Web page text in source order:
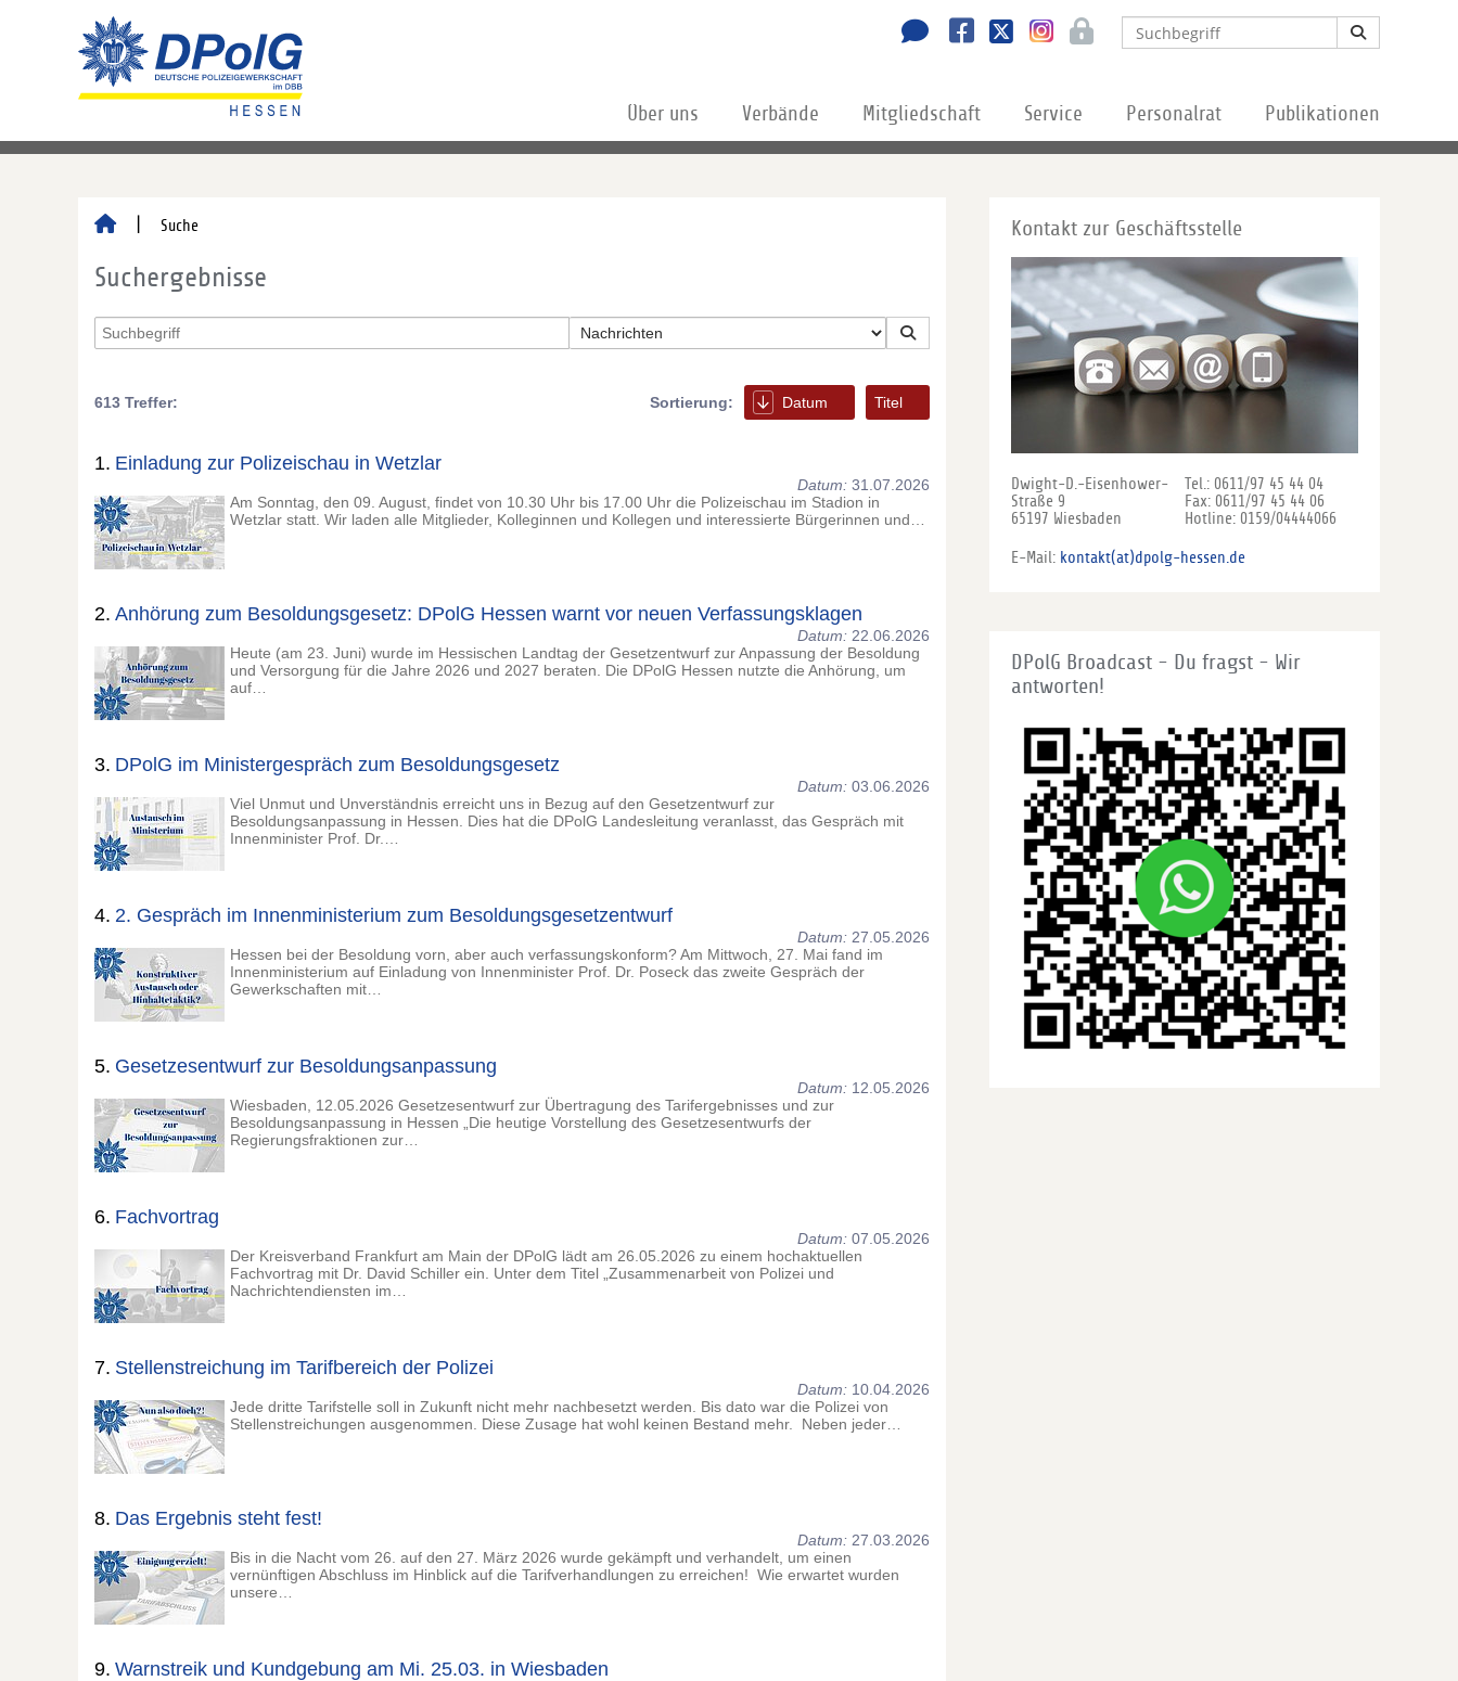
Über uns Verbände Mitgliedschaft Service Personalrat Publikationen
Suche
Suchergebnisse
613 Treffer: Sortierung: Datum Titel
1. Einladung zur Polizeischau in Wetzlar
Datum: 31.07.2026
Am Sonntag, den 09. August, findet von 10.30 Uhr bis 17.00 Uhr die Polizeischau im Stadion in
Wetzlar statt. Wir laden alle Mitglieder, Kolleginnen und Kollegen und interessierte Bürgerinnen und…
2. Anhörung zum Besoldungsgesetz: DPolG Hessen warnt vor neuen Verfassungsklagen
Datum: 22.06.2026
Heute (am 23. Juni) wurde im Hessischen Landtag der Gesetzentwurf zur Anpassung der Besoldung
und Versorgung für die Jahre 2026 und 2027 beraten. Die DPolG Hessen nutzte die Anhörung, um
auf…
3. DPolG im Ministergespräch zum Besoldungsgesetz
Datum: 03.06.2026
Viel Unmut und Unverständnis erreicht uns in Bezug auf den Gesetzentwurf zur
Besoldungsanpassung in Hessen. Dies hat die DPolG Landesleitung veranlasst, das Gespräch mit
Innenminister Prof. Dr.…
4. 2. Gespräch im Innenministerium zum Besoldungsgesetzentwurf
Datum: 27.05.2026
Hessen bei der Besoldung vorn, aber auch verfassungskonform? Am Mittwoch, 27. Mai fand im
Innenministerium auf Einladung von Innenminister Prof. Dr. Poseck das zweite Gespräch der
Gewerkschaften mit…
5. Gesetzesentwurf zur Besoldungsanpassung
Datum: 12.05.2026
Wiesbaden, 12.05.2026 Gesetzesentwurf zur Übertragung des Tarifergebnisses und zur
Besoldungsanpassung in Hessen „Die heutige Vorstellung des Gesetzesentwurfs der
Regierungsfraktionen zur…
6. Fachvortrag
Datum: 07.05.2026
Der Kreisverband Frankfurt am Main der DPolG lädt am 26.05.2026 zu einem hochaktuellen
Fachvortrag mit Dr. David Schiller ein. Unter dem Titel „Zusammenarbeit von Polizei und
Nachrichtendiensten im…
7. Stellenstreichung im Tarifbereich der Polizei
Datum: 10.04.2026
Jede dritte Tarifstelle soll in Zukunft nicht mehr nachbesetzt werden. Bis dato war die Polizei von
Stellenstreichungen ausgenommen. Diese Zusage hat wohl keinen Bestand mehr. Neben jeder…
8. Das Ergebnis steht fest!
Datum: 27.03.2026
Bis in die Nacht vom 26. auf den 27. März 2026 wurde gekämpft und verhandelt, um einen
vernünftigen Abschluss im Hinblick auf die Tarifverhandlungen zu erreichen! Wie erwartet wurden
unsere…
9. Warnstreik und Kundgebung am Mi. 25.03. in Wiesbaden
Kontakt zur Geschäftsstelle
Dwight-D.-Eisenhower-
Straße 9
65197 Wiesbaden
Tel.: 0611/97 45 44 04
Fax: 0611/97 45 44 06
Hotline: 0159/04444066
E-Mail: kontakt(at)dpolg-hessen.de
DPolG Broadcast - Du fragst - Wir
antworten!